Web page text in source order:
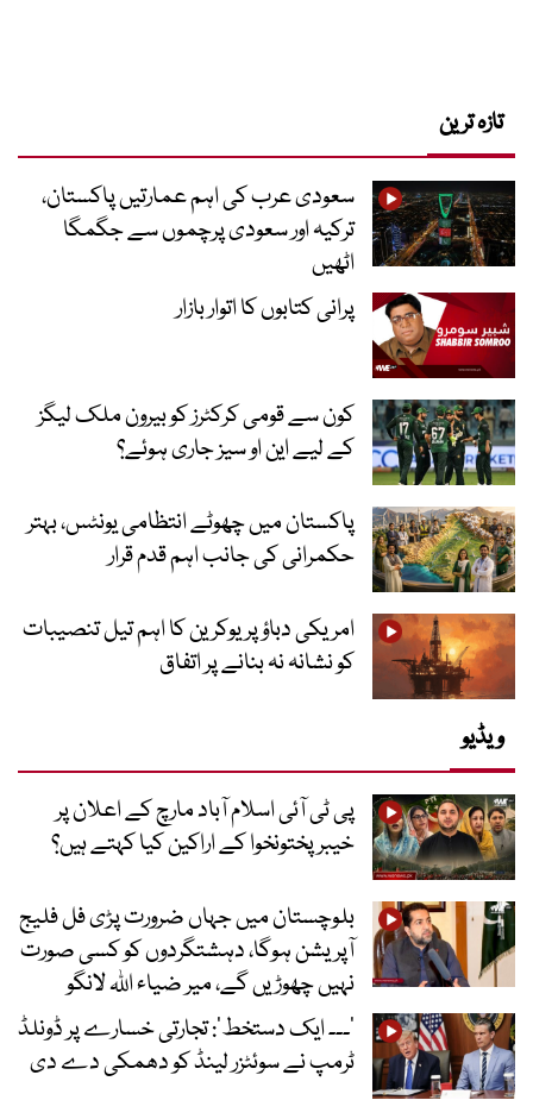
تازہ ترین
سعودی عرب کی اہم عمارتیں پاکستان،
ترکیہ اور سعودی پرچموں سے جگمگا
اٹھیں
پرانی کتابوں کا اتوار بازار
کون سے قومی کرکٹرز کو بیرون ملک لیگز
کے لیے این او سیز جاری ہوئے؟
پاکستان میں چھوٹے انتظامی یونٹس، بہتر
حکمرانی کی جانب اہم قدم قرار
امریکی دباؤ پر یوکرین کا اہم تیل تنصیبات
کو نشانہ نہ بنانے پر اتفاق
ویڈیو
پی ٹی آئی اسلام آباد مارچ کے اعلان پر
خیبر پختونخوا کے اراکین کیا کہتے ہیں؟
بلوچستان میں جہاں ضرورت پڑی فل فلیج
آپریشن ہوگا، دہشتگردوں کو کسی صورت
نہیں چھوڑیں گے، میر ضیاء اللہ لانگو
’۔۔۔ ایک دستخط‘: تجارتی خسارے پر ڈونلڈ
ٹرمپ نے سوئٹزر لینڈ کو دھمکی دے دی